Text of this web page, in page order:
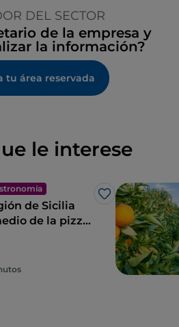
DEL SECTOR
de la empresa y
la información?
tu área reservada
le interese
Me gusta
de Sicilia
de la pizza